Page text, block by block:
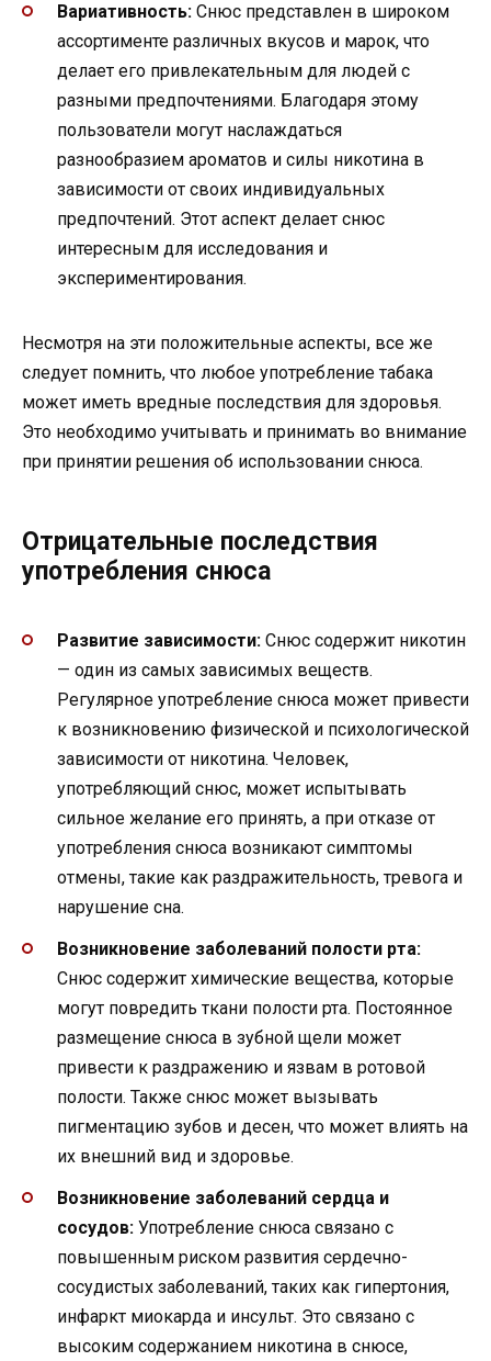
Вариативность: Снюс представлен в широком
ассортименте различных вкусов и марок, что
делает его привлекательным для людей с
разными предпочтениями. Благодаря этому
пользователи могут наслаждаться
разнообразием ароматов и силы никотина в
зависимости от своих индивидуальных
предпочтений. Этот аспект делает снюс
интересным для исследования и
экспериментирования.
Несмотря на эти положительные аспекты, все же
следует помнить, что любое употребление табака
может иметь вредные последствия для здоровья.
Это необходимо учитывать и принимать во внимание
при принятии решения об использовании снюса.
Отрицательные последствия
употребления снюса
Развитие зависимости: Снюс содержит никотин
— один из самых зависимых веществ.
Регулярное употребление снюса может привести
к возникновению физической и психологической
зависимости от никотина. Человек,
употребляющий снюс, может испытывать
сильное желание его принять, а при отказе от
употребления снюса возникают симптомы
отмены, такие как раздражительность, тревога и
нарушение сна.
Возникновение заболеваний полости рта:
Снюс содержит химические вещества, которые
могут повредить ткани полости рта. Постоянное
размещение снюса в зубной щели может
привести к раздражению и язвам в ротовой
полости. Также снюс может вызывать
пигментацию зубов и десен, что может влиять на
их внешний вид и здоровье.
Возникновение заболеваний сердца и
сосудов: Употребление снюса связано с
повышенным риском развития сердечно-
сосудистых заболеваний, таких как гипертония,
инфаркт миокарда и инсульт. Это связано с
высоким содержанием никотина в снюсе,